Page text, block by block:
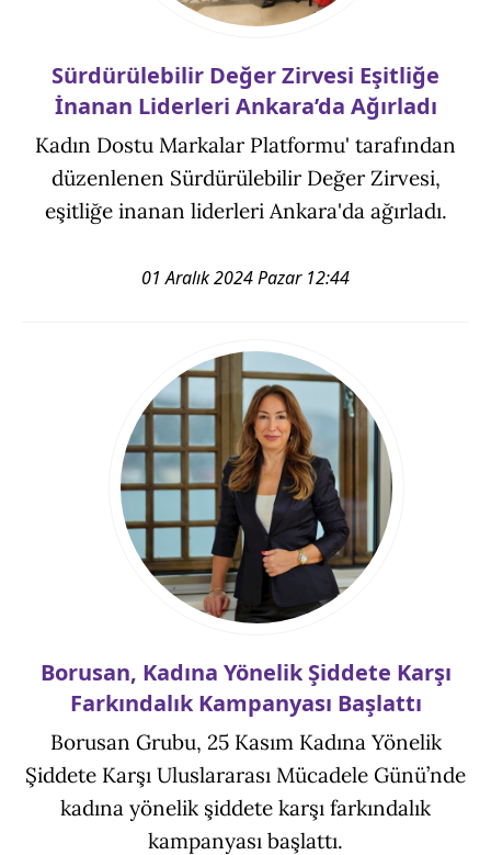
Sürdürülebilir Değer Zirvesi Eşitliğe
İnanan Liderleri Ankara’da Ağırladı
Kadın Dostu Markalar Platformu' tarafından
düzenlenen Sürdürülebilir Değer Zirvesi,
eşitliğe inanan liderleri Ankara'da ağırladı.
01 Aralık 2024 Pazar 12:44
Borusan, Kadına Yönelik Şiddete Karşı
Farkındalık Kampanyası Başlattı
Borusan Grubu, 25 Kasım Kadına Yönelik
Şiddete Karşı Uluslararası Mücadele Günü’nde
kadına yönelik şiddete karşı farkındalık
kampanyası başlattı.